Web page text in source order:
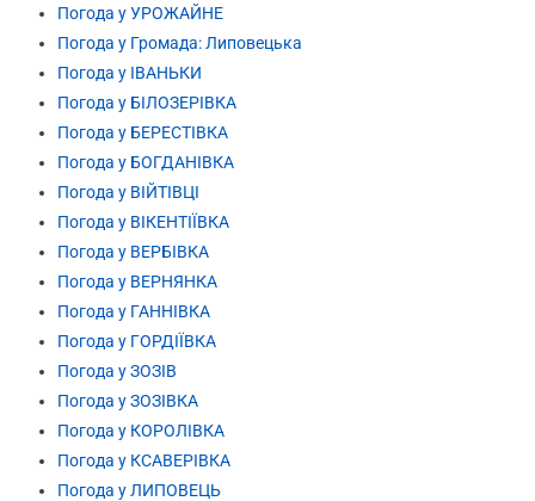
Погода у УРОЖАЙНЕ
Погода у Громада: Липовецька
Погода у ІВАНЬКИ
Погода у БІЛОЗЕРІВКА
Погода у БЕРЕСТІВКА
Погода у БОГДАНІВКА
Погода у ВІЙТІВЦІ
Погода у ВІКЕНТІЇВКА
Погода у ВЕРБІВКА
Погода у ВЕРНЯНКА
Погода у ГАННІВКА
Погода у ГОРДІЇВКА
Погода у ЗОЗІВ
Погода у ЗОЗІВКА
Погода у КОРОЛІВКА
Погода у КСАВЕРІВКА
Погода у ЛИПОВЕЦЬ